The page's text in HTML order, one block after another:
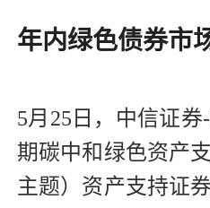
年内绿色债券市
5月25日，中信证
期碳中和绿色资产
主题）资产支持证